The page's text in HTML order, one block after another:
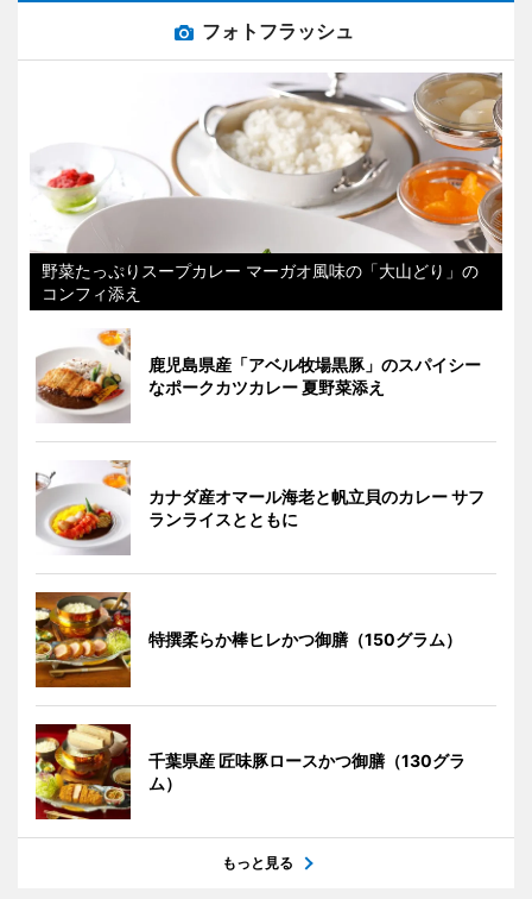
フォトフラッシュ
野菜たっぷりスープカレー マーガオ風味の「大山どり」の
コンフィ添え
鹿児島県産「アベル牧場黒豚」のスパイシー
なポークカツカレー 夏野菜添え
カナダ産オマール海老と帆立貝のカレー サフ
ランライスとともに
特撰柔らか棒ヒレかつ御膳（150グラム）
千葉県産 匠味豚ロースかつ御膳（130グラ
ム）
もっと見る